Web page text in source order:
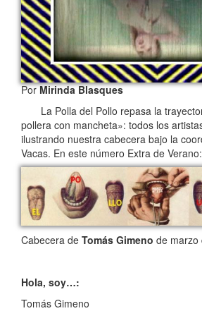
PorMirinda Blasques
La Polla del Pollo repasa la
pollera con mancheta»: todos los
ilustrando nuestra cabecera bajo la
Vacas. En este número Extra de Verano:
Cabecera de Tomás Gimeno de marzo
Hola, soy…:
Tomás Gimeno